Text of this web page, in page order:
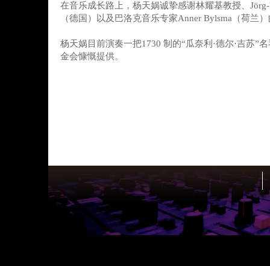
在音乐成长路上，杨天娲诚挚感谢林耀基教授、
（德国）以及巴洛克音乐专家Anner Bylsma（荷兰
杨天娲目前演奏一把1730 制的“瓜奈利·德尔·吉苏”
金会慷慨提供。